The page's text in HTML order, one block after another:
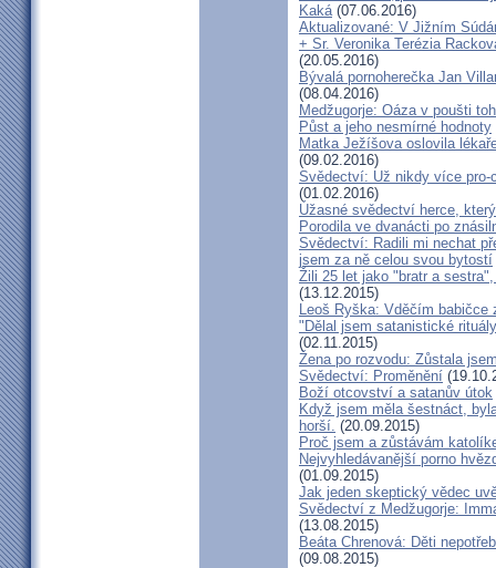
Kaká(07.06.2016)
Aktualizované: V Jižním
+ Sr. Veronika Terézia
(20.05.2016)
Bývalá pornoherečka Jan
(08.04.2016)
Medžugorje: Oáza v poušti
Půst a jeho nesmírné hodnoty
Matka Ježíšova oslovila
(09.02.2016)
Svědectví: Už nikdy více pro-
(01.02.2016)
Úžasné svědectví herce,
Porodila ve dvanácti po
Svědectví: Radili mi nechat
jsem za ně celou svou bytostí
Žili 25 let jako "bratr a
(13.12.2015)
Leoš Ryška: Vděčím babičce
"Dělal jsem satanistické
(02.11.2015)
Žena po rozvodu: Zůstala
Svědectví: Proměnění
Boží otcovství a satanův útok
Když jsem měla šestnáct,
horší. (20.09.2015)
Proč jsem a zůstávám
Nejvyhledávanější porno
(01.09.2015)
Jak jeden skeptický vědec
Svědectví z Medžugorje:
(13.08.2015)
Beáta Chrenová: Děti
(09.08.2015)